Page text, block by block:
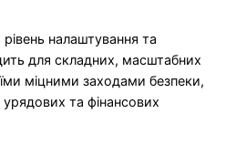
налаштування та
для складних, масштабних
міцними заходами безпеки,
та фінансових